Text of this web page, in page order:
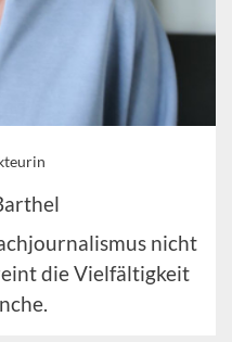
nicht
die Vielfältigkeit